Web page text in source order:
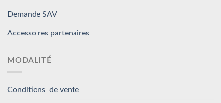
Demande SAV
Accessoires partenaires
MODALITÉ
Conditions de vente